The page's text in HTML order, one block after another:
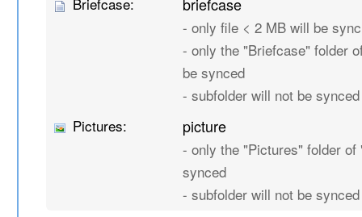
- only file < 2 MB will be sync
- only the "Briefcase" folder
be synced
- subfolder will not be synced
Pictures:
picture
- only the "Pictures" folder of
synced
- subfolder will not be synced